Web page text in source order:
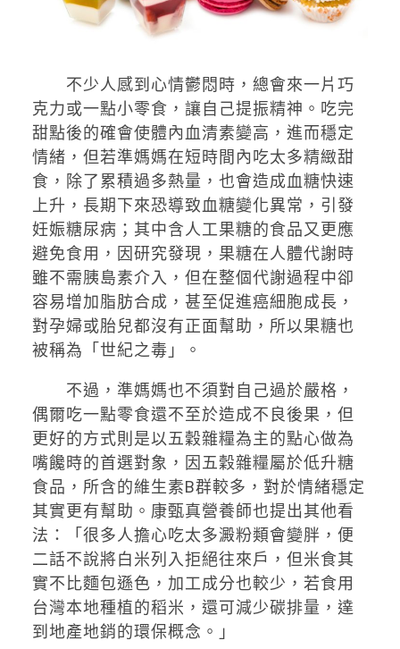
不少人感到心情鬱悶時，總會來一片巧
克力或一點小零食，讓自己提振精神。吃完
甜點後的確會使體內血清素變高，進而穩定
情緒，但若準媽媽在短時間內吃太多精緻甜
食，除了累積過多熱量，也會造成血糖快速
上升，長期下來恐導致血糖變化異常，引發
妊娠糖尿病；其中含人工果糖的食品又更應
避免食用，因研究發現，果糖在人體代謝時
雖不需胰島素介入，但在整個代謝過程中卻
容易增加脂肪合成，甚至促進癌細胞成長，
對孕婦或胎兒都沒有正面幫助，所以果糖也
被稱為「世紀之毒」。
不過，準媽媽也不須對自己過於嚴格，
偶爾吃一點零食還不至於造成不良後果，但
更好的方式則是以五穀雜糧為主的點心做為
嘴饞時的首選對象，因五穀雜糧屬於低升糖
食品，所含的維生素B群較多，對於情緒穩定
其實更有幫助。康甄真營養師也提出其他看
法：「很多人擔心吃太多澱粉類會變胖，便
二話不說將白米列入拒絕往來戶，但米食其
實不比麵包遜色，加工成分也較少，若食用
台灣本地種植的稻米，還可減少碳排量，達
到地產地銷的環保概念。」